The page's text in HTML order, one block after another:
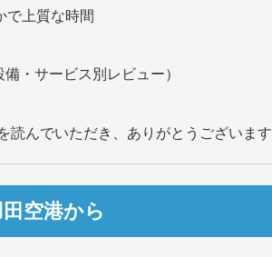
で上質な時間
・サービス別レビュー）
読んでいただき、ありがとうございます
空港から